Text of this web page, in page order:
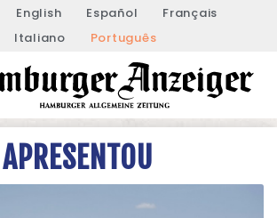
English Español
Français
Italiano
Português
APRESENTOU